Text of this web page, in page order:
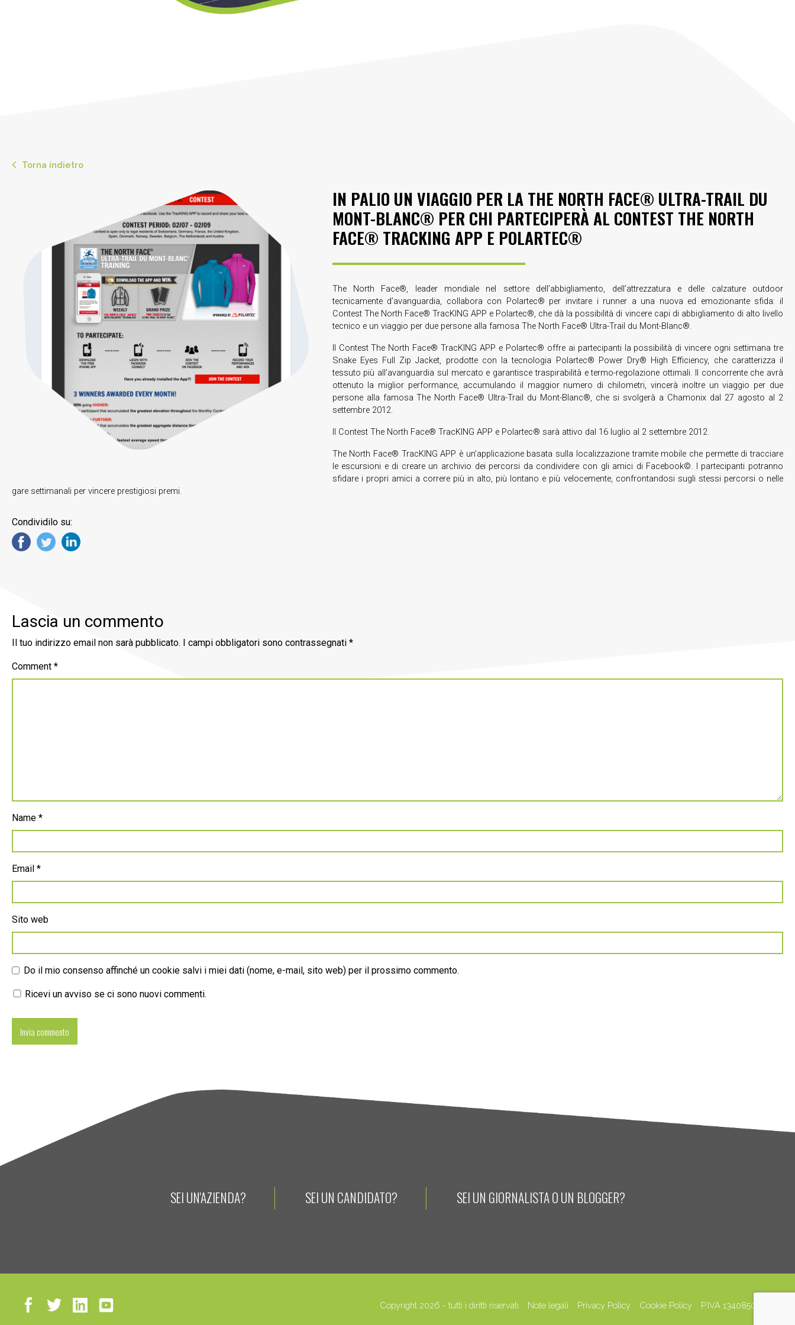
Torna indietro
IN PALIO UN VIAGGIO PER LA THE NORTH FACE® ULTRA-TRAIL DU
MONT-BLANC® PER CHI PARTECIPERÀ AL CONTEST THE NORTH
FACE® TRACKING APP E POLARTEC®
The North Face®, leader mondiale nel settore dell’abbigliamento, dell’attrezzatura e delle calzature outdoor
tecnicamente d’avanguardia, collabora con Polartec® per invitare i runner a una nuova ed emozionante sfida: il
Contest The North Face® TracKING APP e Polartec®, che dà la possibilità di vincere capi di abbigliamento di alto livello
tecnico e un viaggio per due persone alla famosa The North Face® Ultra-Trail du Mont-Blanc®.
Il Contest The North Face® TracKING APP e Polartec® offre ai partecipanti la possibilità di vincere ogni settimana tre
Snake Eyes Full Zip Jacket, prodotte con la tecnologia Polartec® Power Dry® High Efficiency, che caratterizza il
tessuto più all’avanguardia sul mercato e garantisce traspirabilità e termo-regolazione ottimali. Il concorrente che avrà
ottenuto la miglior performance, accumulando il maggior numero di chilometri, vincerà inoltre un viaggio per due
persone alla famosa The North Face® Ultra-Trail du Mont-Blanc®, che si svolgerà a Chamonix dal 27 agosto al 2
settembre 2012.
Il Contest The North Face® TracKING APP e Polartec® sarà attivo dal 16 luglio al 2 settembre 2012.
The North Face® TracKING APP è un’applicazione basata sulla localizzazione tramite mobile che permette di tracciare
le escursioni e di creare un archivio dei percorsi da condividere con gli amici di Facebook©. I partecipanti potranno
sfidare i propri amici a correre più in alto, più lontano e più velocemente, confrontandosi sugli stessi percorsi o nelle
gare settimanali per vincere prestigiosi premi.
Condividilo su:
Lascia un commento
Il tuo indirizzo email non sarà pubblicato. I campi obbligatori sono contrassegnati *
Comment *
Name *
Email *
Sito web
Do il mio consenso affinché un cookie salvi i miei dati (nome, e-mail, sito web) per il prossimo commento.
Ricevi un avviso se ci sono nuovi commenti.
SEI UN'AZIENDA? SEI UN CANDIDATO? SEI UN GIORNALISTA O UN BLOGGER?
Copyright 2026 - tutti i diritti riservati Note legali Privacy Policy Cookie Policy P.IVA 13408500158